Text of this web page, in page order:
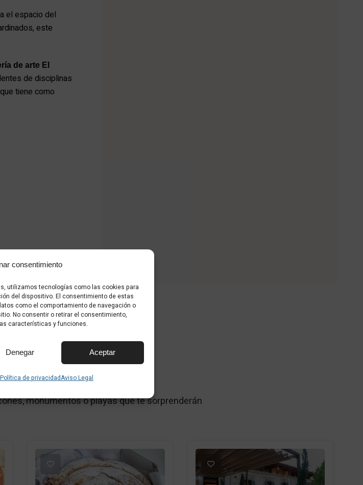
consentimiento
utilizamos tecnologías como las cookies para
del dispositivo. El consentimiento de estas
como el comportamiento de navegación o
No consentir o retirar el consentimiento,
características y funciones.
Aceptar
Denegar
Política de privacidadAviso Legal
el espacio del
este
de arte El
de disciplinas
tiene como
lugares de Palma
monumentos o playas que te sorprenderán